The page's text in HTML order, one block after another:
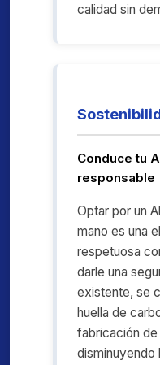
calidad sin
Conduce tu
responsable
Optar por un
mano es una
respetuosa
darle una
existente, se
huella de
fabricación
disminuyendo